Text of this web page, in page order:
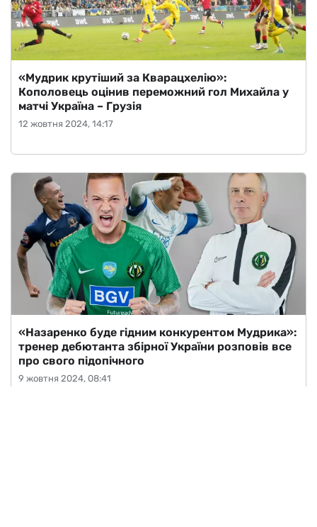
12 жовтня 2024, 14:17
«Мудрик крутіший за Кварацхелію»:
Кополовець оцінив переможний гол Михайла у
матчі Україна – Грузія
9 жовтня 2024, 08:41
«Назаренко буде гідним конкурентом Мудрика»:
тренер дебютанта збірної України розповів все
про свого підопічного